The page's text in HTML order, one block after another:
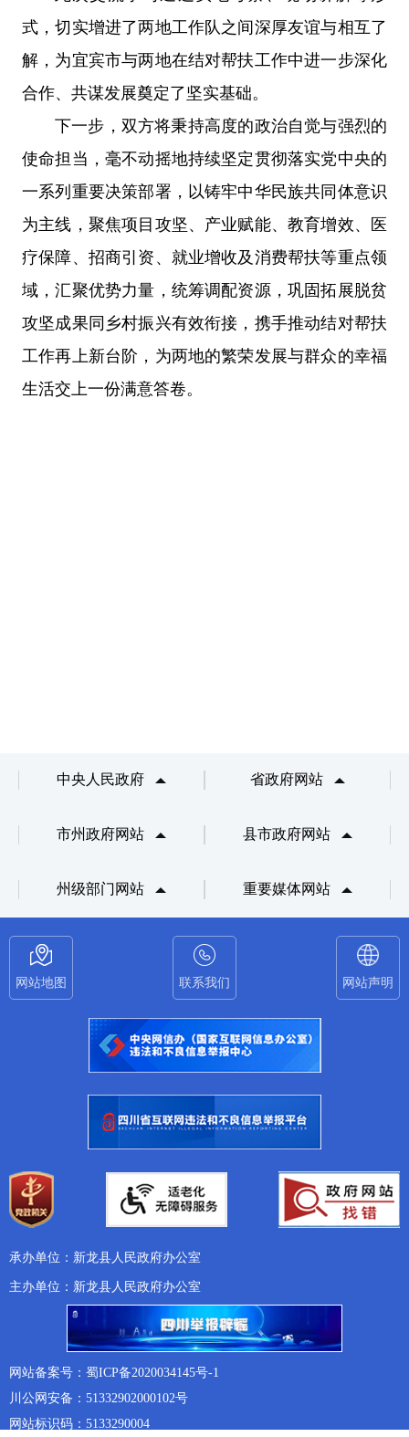
式，切实增进了两地工作队之间深厚友谊与相互了
解，为宜宾市与两地在结对帮扶工作中进一步深化
合作、共谋发展奠定了坚实基础。
下一步，双方将秉持高度的政治自觉与强烈的
使命担当，毫不动摇地持续坚定贯彻落实党中央的
一系列重要决策部署，以铸牢中华民族共同体意识
为主线，聚焦项目攻坚、产业赋能、教育增效、医
疗保障、招商引资、就业增收及消费帮扶等重点领
域，汇聚优势力量，统筹调配资源，巩固拓展脱贫
攻坚成果同乡村振兴有效衔接，携手推动结对帮扶
工作再上新台阶，为两地的繁荣发展与群众的幸福
生活交上一份满意答卷。
中央人民政府 省政府网站
市州政府网站 县市政府网站
州级部门网站 重要媒体网站
网站地图 联系我们 网站声明
承办单位：新龙县人民政府办公室
主办单位：新龙县人民政府办公室
网站备案号：蜀ICP备2020034145号-1
川公网安备：51332902000102号
网站标识码：5133290004